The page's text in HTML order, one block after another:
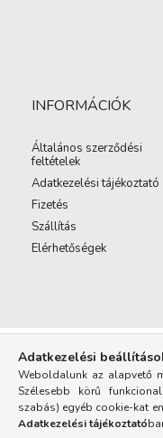
INFORMÁCIÓK
Általános szerződési
feltételek
Adatkezelési tájékoztató
Fizetés
Szállítás
Elérhetőségek
Adatkezelési
Weboldalunk az alapvető
Szélesebb körű
szabás) egyéb cookie-kat
Adatkezelési tájékoztató